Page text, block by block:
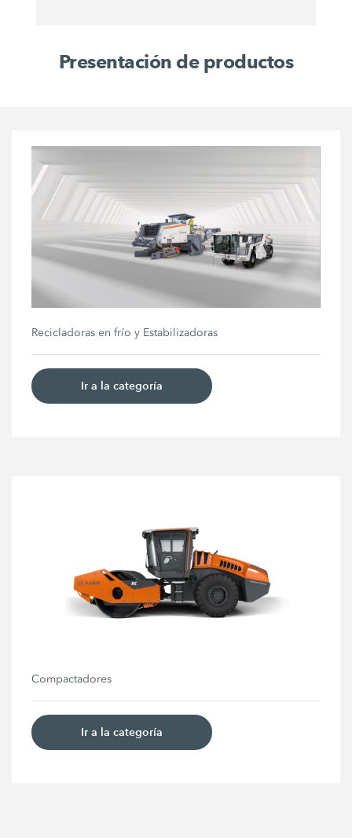
Presentación de productos
Recicladoras en frío y Estabilizadoras
Ir a la categoría
Compactadores
Ir a la categoría